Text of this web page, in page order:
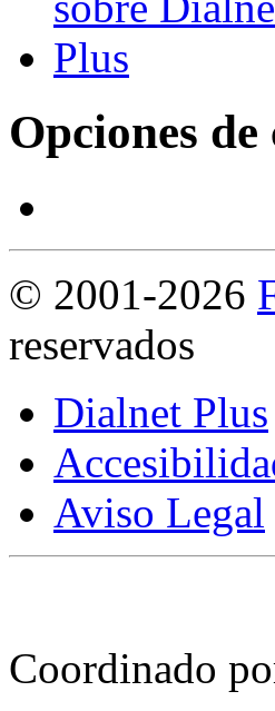
Opciones
© 2001-2026
reservados
Dialnet Plus
Aviso Legal
Coordinado